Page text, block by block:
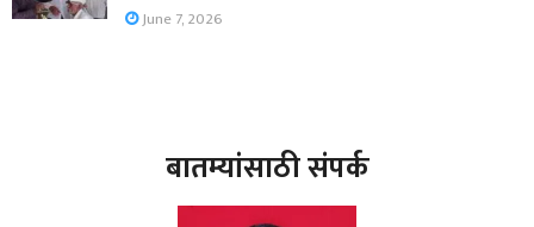
June 7, 2026
बातम्यांसाठी संपर्क